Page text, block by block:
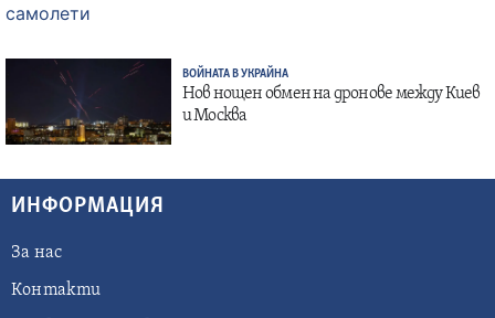
ВОЙНАТА В УКРАЙНА
Нов нощен обмен на дронове между Киев
и Москва
ИНФОРМАЦИЯ
За нас
Контакти